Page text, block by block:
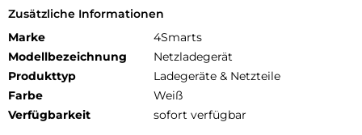
Zusätzliche Informationen
Marke
4Smarts
Modellbezeichnung
Netzladegerät
Produkttyp
Ladegeräte & Netzteile
Farbe
Weiß
Verfügbarkeit
sofort verfügbar